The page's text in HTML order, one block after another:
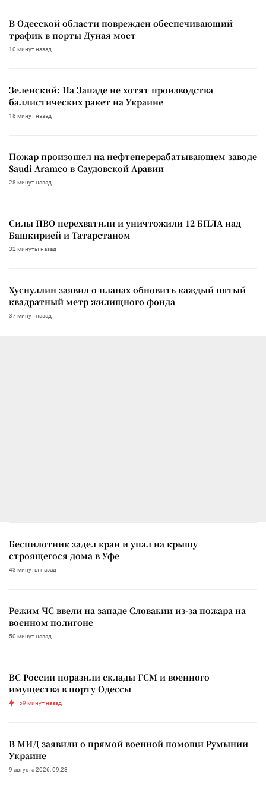
В Одесской области поврежден обеспечивающий
трафик в порты Дуная мост
10 минут назад
Зеленский: На Западе не хотят производства
баллистических ракет на Украине
18 минут назад
Пожар произошел на нефтеперерабатывающем заводе
Saudi Aramco в Саудовской Аравии
28 минут назад
Силы ПВО перехватили и уничтожили 12 БПЛА над
Башкирией и Татарстаном
32 минуты назад
Хуснуллин заявил о планах обновить каждый пятый
квадратный метр жилищного фонда
37 минут назад
Беспилотник задел кран и упал на крышу
строящегося дома в Уфе
43 минуты назад
Режим ЧС ввели на западе Словакии из-за пожара на
военном полигоне
50 минут назад
ВС России поразили склады ГСМ и военного
имущества в порту Одессы
59 минут назад
В МИД заявили о прямой военной помощи Румынии
Украине
9 августа 2026, 09:23